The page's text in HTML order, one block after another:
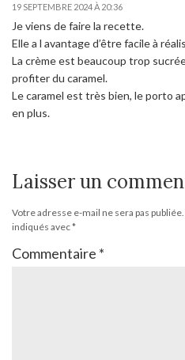
19 SEPTEMBRE 2024 À 20:36
Je viens de faire la recette.
Elle a l avantage d’être facile à
La crème est beaucoup trop
profiter du caramel.
Le caramel est très bien, le porto
en plus.
Laisser un
Votre adresse e-mail ne sera pas publiée.
indiqués avec*
Commentaire *